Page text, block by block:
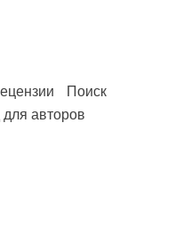
Поиск
для авторов